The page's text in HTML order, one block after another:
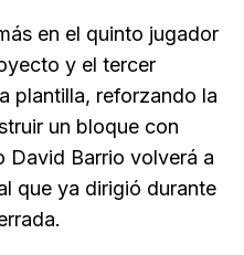
en el quinto jugador
y el tercer
plantilla, reforzando la
un bloque con
David Barrio volverá a
que ya dirigió durante